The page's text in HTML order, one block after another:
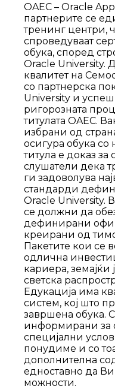
OAEC – Oracle
партнерите се
тренинг центри,
спроведуваат
обука, според
Oracle University.
квалитет на
со партнерска
University и
ригорозната
титулата OAEC.
избрани од
осигура обука со
титула е доказ за
слушатели дека
ги задоволува
стандарди
Oracle University.
се должни да
дефинирани
креирани од
Пакетите кои се
одлична
кариера, земајќи
светска
Едукација има
систем, кој што
завршена обука.
информирани за
специјални
понудиме и со
дополнителна
едноставно да
можности.